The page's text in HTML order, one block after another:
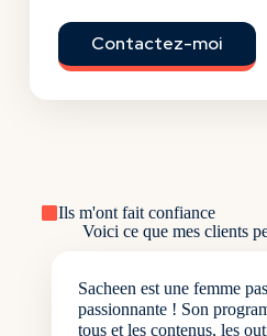
Contactez-moi
Ils m'ont fait confiance
Voici ce que mes clients
Sacheen est une femme
passionnante ! Son
tous et les contenus, les